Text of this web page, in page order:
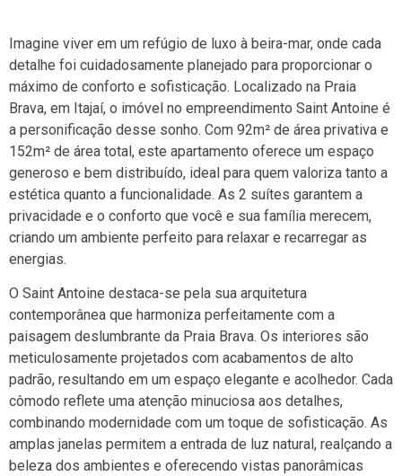
Imagine viver em um refúgio de luxo à beira-mar, onde cada
detalhe foi cuidadosamente planejado para proporcionar o
máximo de conforto e sofisticação. Localizado na Praia
Brava, em Itajaí, o imóvel no empreendimento Saint Antoine é
a personificação desse sonho. Com 92m² de área privativa e
152m² de área total, este apartamento oferece um espaço
generoso e bem distribuído, ideal para quem valoriza tanto a
estética quanto a funcionalidade. As 2 suítes garantem a
privacidade e o conforto que você e sua família merecem,
criando um ambiente perfeito para relaxar e recarregar as
energias.
O Saint Antoine destaca-se pela sua arquitetura
contemporânea que harmoniza perfeitamente com a
paisagem deslumbrante da Praia Brava. Os interiores são
meticulosamente projetados com acabamentos de alto
padrão, resultando em um espaço elegante e acolhedor. Cada
cômodo reflete uma atenção minuciosa aos detalhes,
combinando modernidade com um toque de sofisticação. As
amplas janelas permitem a entrada de luz natural, realçando a
beleza dos ambientes e oferecendo vistas panorâmicas